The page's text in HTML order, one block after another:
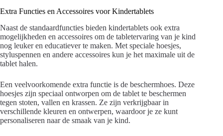
Extra Functies en Accessoires voor Kindertablets
Naast de standaardfuncties bieden kindertablets ook extra
mogelijkheden en accessoires om de tabletervaring van je kind
nog leuker en educatiever te maken. Met speciale hoesjes,
styluspennen en andere accessoires kun je het maximale uit de
tablet halen.
Een veelvoorkomende extra functie is de beschermhoes. Deze
hoesjes zijn speciaal ontworpen om de tablet te beschermen
tegen stoten, vallen en krassen. Ze zijn verkrijgbaar in
verschillende kleuren en ontwerpen, waardoor je ze kunt
personaliseren naar de smaak van je kind.